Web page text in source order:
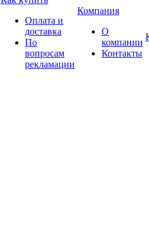
Оплата и
доставка
По
вопросам
рекламации
Компания
О
компании
Контакты